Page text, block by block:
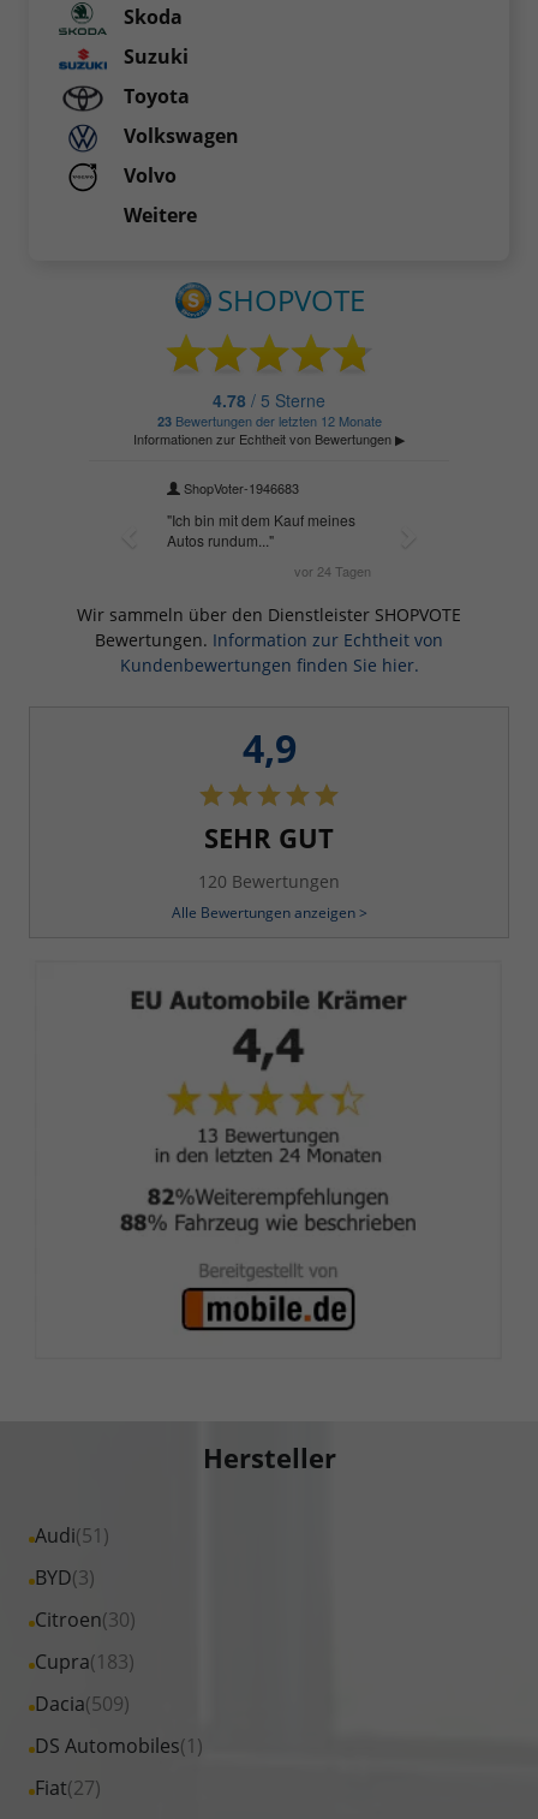
Skoda
Suzuki
Toyota
Volkswagen
Volvo
Weitere
Wir sammeln über den Dienstleister SHOPVOTE
Bewertungen. Information zur Echtheit von
Kundenbewertungen finden Sie hier.
4,9
SEHR GUT
120 Bewertungen
Alle Bewertungen anzeigen >
Hersteller
Audi(51)
Alle
Fahrzeuge
Audi
anzeigen
BYD(3)
Alle
Fahrzeuge
BYD
anzeigen
Citroen(30)
Alle
Fahrzeuge
Citroen
anzeigen
Cupra(183)
Alle
Fahrzeuge
Cupra
anzeigen
Dacia(509)
Alle
Fahrzeuge
Dacia
DS Automobiles(1)
Alle
Fahrzeuge
Fiat(27)
Alle